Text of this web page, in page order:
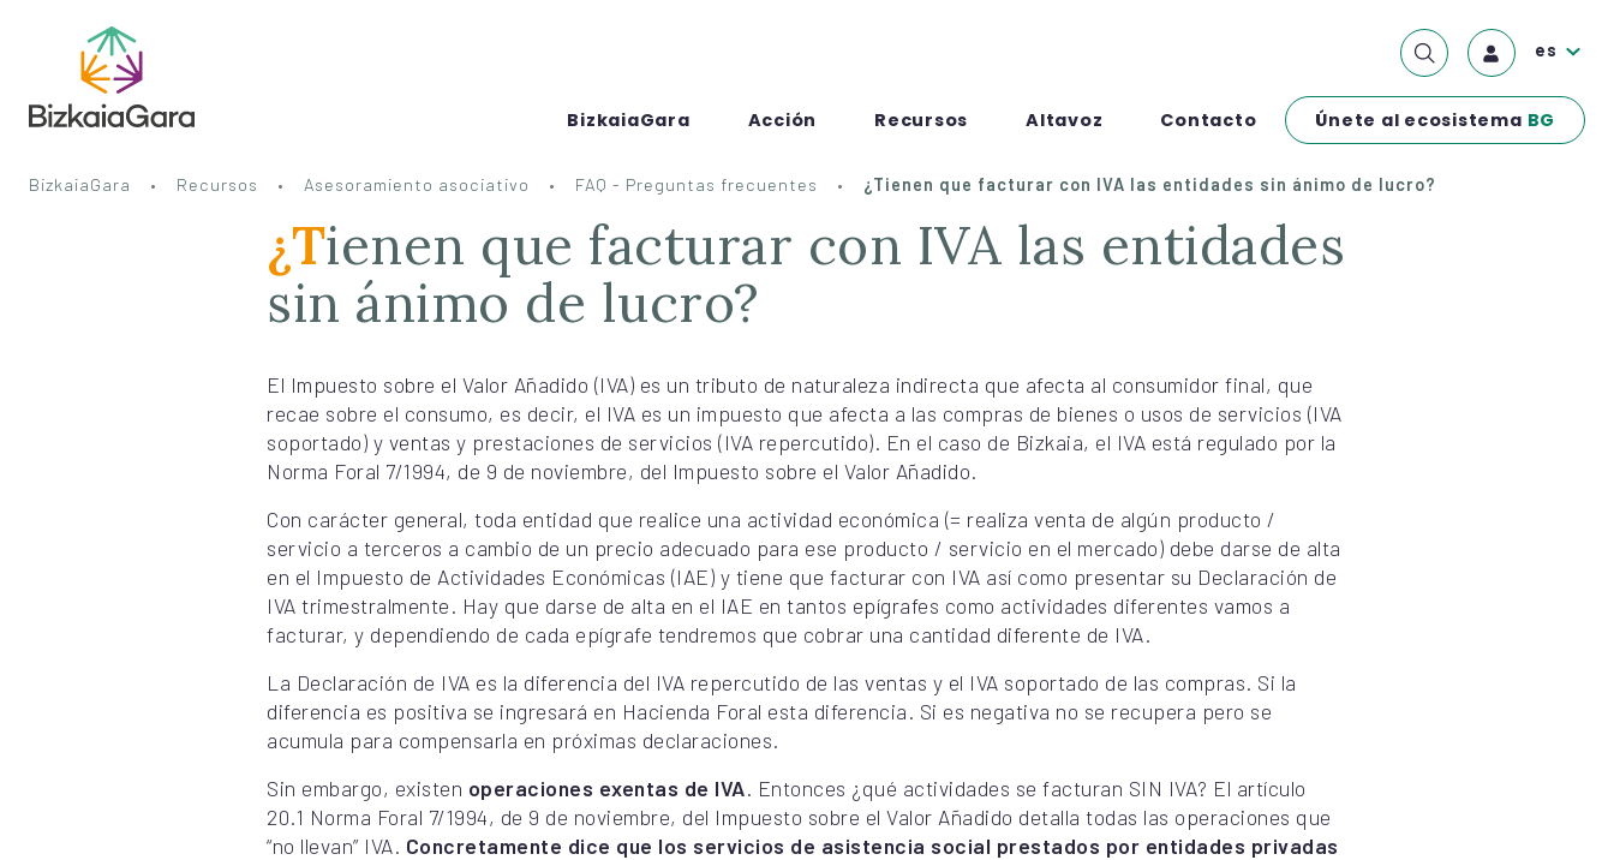
BizkaiaGara Acción Recursos Altavoz Contacto Únete al ecosistema BG
es
BizkaiaGara Recursos Asesoramiento asociativo FAQ - Preguntas frecuentes ¿Tienen que facturar con IVA las entidades sin ánimo de lucro?
¿Tienen que facturar con IVA las entidades
sin ánimo de lucro?
El Impuesto sobre el Valor Añadido (IVA) es un tributo de naturaleza indirecta que afecta al consumidor final, que
recae sobre el consumo, es decir, el IVA es un impuesto que afecta a las compras de bienes o usos de servicios (IVA
soportado) y ventas y prestaciones de servicios (IVA repercutido). En el caso de Bizkaia, el IVA está regulado por la
Norma Foral 7/1994, de 9 de noviembre, del Impuesto sobre el Valor Añadido.
Con carácter general, toda entidad que realice una actividad económica (= realiza venta de algún producto /
servicio a terceros a cambio de un precio adecuado para ese producto / servicio en el mercado) debe darse de alta
en el Impuesto de Actividades Económicas (IAE) y tiene que facturar con IVA así como presentar su Declaración de
IVA trimestralmente. Hay que darse de alta en el IAE en tantos epígrafes como actividades diferentes vamos a
facturar, y dependiendo de cada epígrafe tendremos que cobrar una cantidad diferente de IVA.
La Declaración de IVA es la diferencia del IVA repercutido de las ventas y el IVA soportado de las compras. Si la
diferencia es positiva se ingresará en Hacienda Foral esta diferencia. Si es negativa no se recupera pero se
acumula para compensarla en próximas declaraciones.
Sin embargo, existen operaciones exentas de IVA. Entonces ¿qué actividades se facturan SIN IVA? El artículo
20.1 Norma Foral 7/1994, de 9 de noviembre, del Impuesto sobre el Valor Añadido detalla todas las operaciones que
“no llevan” IVA. Concretamente dice que los servicios de asistencia social prestados por entidades privadas